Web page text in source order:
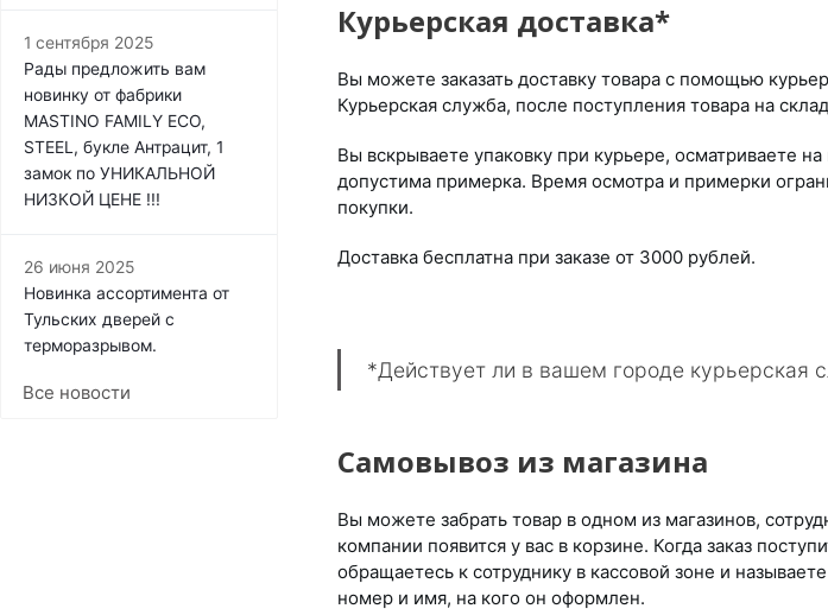
Курьерская доставка*
Вы можете заказать доставку товара с помощью
Курьерская служба, после поступления товара на
Вы вскрываете упаковку при курьере, осматриваете
допустима примерка. Время осмотра и примерки
покупки.
Доставка бесплатна при заказе от 3000 рублей.
*Действует ли в вашем городе курьерская
Самовывоз из магазина
Вы можете забрать товар в одном из магазинов,
компании появится у вас в корзине. Когда заказ
обращаетесь к сотруднику в кассовой зоне и
номер и имя, на кого он оформлен.
1 сентября 2025
Рады предложить вам
новинку от фабрики
MASTINO FAMILY ECO,
STEEL, букле Антрацит, 1
замок по УНИКАЛЬНОЙ
НИЗКОЙ ЦЕНЕ !!!
26 июня 2025
Новинка ассортимента от
Тульских дверей с
терморазрывом.
Все новости